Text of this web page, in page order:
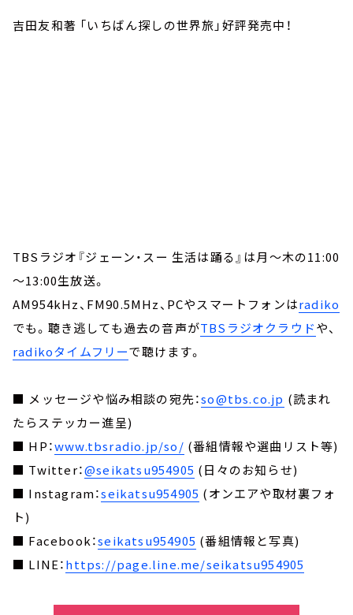
吉田友和著 「いちばん探しの世界旅」好評発売中！
TBSラジオ『ジェーン・スー 生活は踊る』は月～木の11:00
～13:00生放送。
AM954kHz、FM90.5MHz、PCやスマートフォンはradiko
でも。聴き逃しても過去の音声がTBSラジオクラウドや、
radikoタイムフリーで聴けます。
■ メッセージや悩み相談の宛先：so@tbs.co.jp (読まれ
たらステッカー進呈)
■ HP：www.tbsradio.jp/so/ (番組情報や選曲リスト等)
■ Twitter：@seikatsu954905 (日々のお知らせ)
■ Instagram：seikatsu954905 (オンエアや取材裏フォ
ト)
■ Facebook：seikatsu954905 (番組情報と写真)
■ LINE：https://page.line.me/seikatsu954905